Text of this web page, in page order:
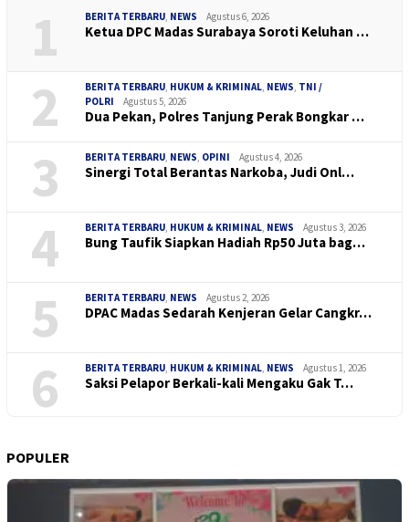
1 BERITA TERBARU NEWS Agustus 6, 2026
Ketua DPC Madas Surabaya Soroti Keluhan …
2 BERITA TERBARU HUKUM & KRIMINAL NEWS TNI /
POLRI
Agustus 5, 2026
Dua Pekan, Polres Tanjung Perak Bongkar …
3 BERITA TERBARU NEWS OPINI Agustus 4, 2026
Sinergi Total Berantas Narkoba, Judi Onl…
4 BERITA TERBARU HUKUM & KRIMINAL NEWS Agustus 3, 2026
Bung Taufik Siapkan Hadiah Rp50 Juta bag…
5 BERITA TERBARU NEWS Agustus 2, 2026
DPAC Madas Sedarah Kenjeran Gelar Cangkr…
6 BERITA TERBARU HUKUM & KRIMINAL NEWS Agustus 1, 2026
Saksi Pelapor Berkali-kali Mengaku Gak T…
POPULER